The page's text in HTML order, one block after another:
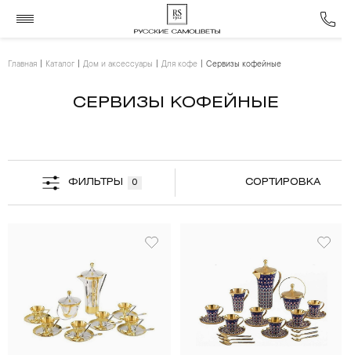
Главная Каталог Дом и аксессуары Для кофе Сервизы кофейные
СЕРВИЗЫ КОФЕЙНЫЕ
ФИЛЬТРЫ 0 СОРТИРОВКА